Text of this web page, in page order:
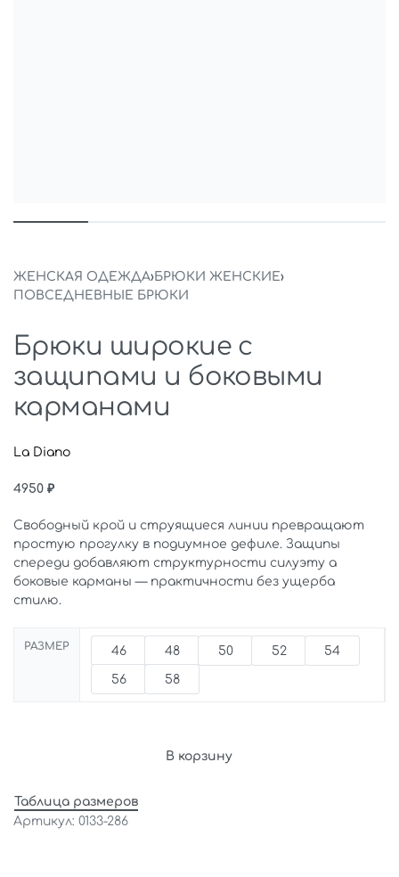
ЖЕНСКАЯ ОДЕЖДА›БРЮКИ ЖЕНСКИЕ›
ПОВСЕДНЕВНЫЕ БРЮКИ
Брюки широкие с
защипами и боковыми
карманами
La Diano
4950 ₽
Свободный крой и струящиеся линии превращают
простую прогулку в подиумное дефиле. Защипы
спереди добавляют структурности силуэту а
боковые карманы — практичности без ущерба
стилю.
РАЗМЕР 46 48 50 52 54
56 58
В корзину
Таблица размеров
0133-286